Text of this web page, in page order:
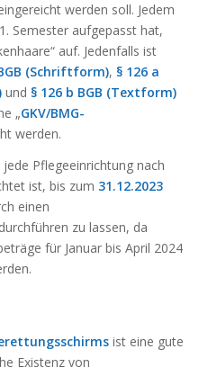
werden soll. Jedem
Semester aufgepasst hat,
auf. Jedenfalls ist
(Schriftform), § 126 a
und § 126 b BGB (Textform)
„GKV/BMG-
werden.
Pflegeeinrichtung nach
ist, bis zum 31.12.2023
einen
zu lassen, da
für Januar bis April 2024
ist eine gute
Existenz von